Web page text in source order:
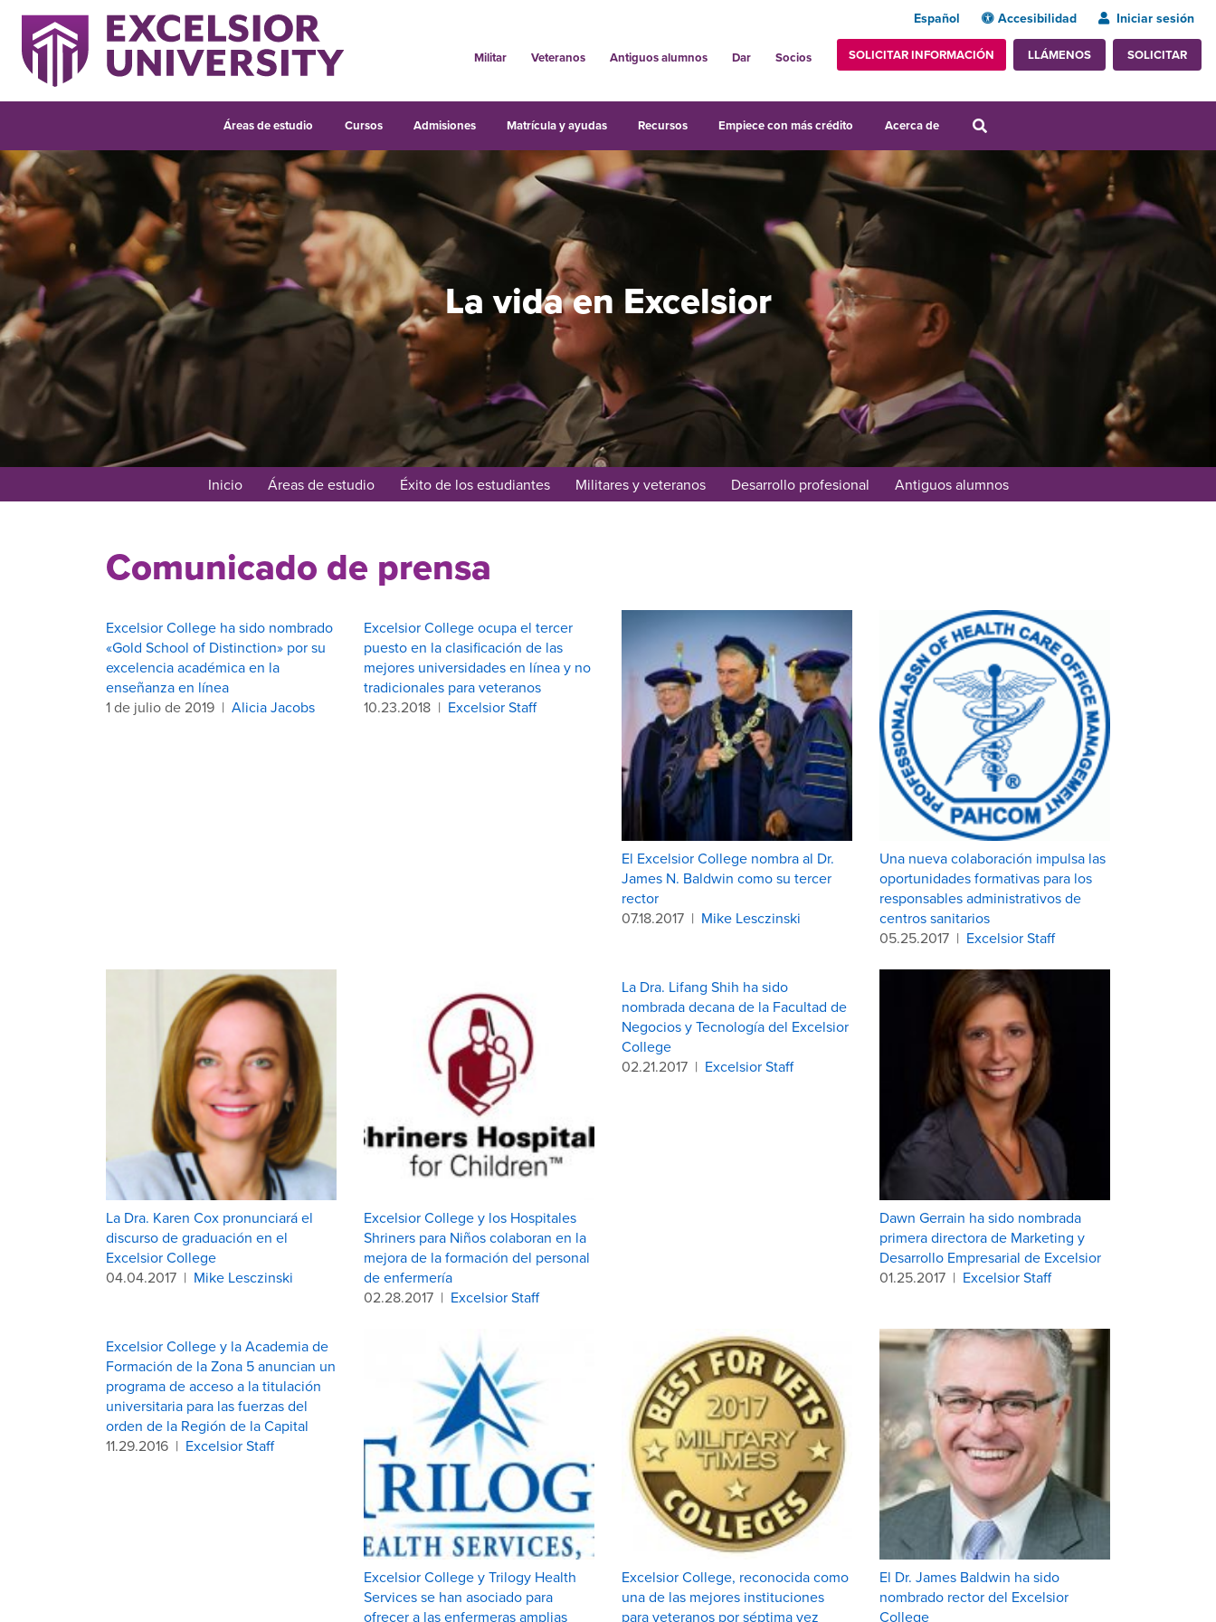
Español Accesibilidad Iniciar sesión
Militar Veteranos Antiguos alumnos Dar Socios SOLICITAR INFORMACIÓN LLÁMENOS SOLICITAR
Áreas de estudio Cursos Admisiones Matrícula y ayudas Recursos Empiece con más crédito Acerca de
La vida en Excelsior
Inicio Áreas de estudio Éxito de los estudiantes Militares y veteranos Desarrollo profesional Antiguos alumnos
Comunicado de prensa
Excelsior College ha sido nombrado
«Gold School of Distinction» por su
excelencia académica en la
enseñanza en línea
1 de julio de 2019 | Alicia Jacobs
Excelsior College ocupa el tercer
puesto en la clasificación de las
mejores universidades en línea y no
tradicionales para veteranos
10.23.2018 | Excelsior Staff
El Excelsior College nombra al Dr.
James N. Baldwin como su tercer
rector
07.18.2017 | Mike Lesczinski
Una nueva colaboración impulsa las
oportunidades formativas para los
responsables administrativos de
centros sanitarios
05.25.2017 | Excelsior Staff
La Dra. Karen Cox pronunciará el
discurso de graduación en el
Excelsior College
04.04.2017 | Mike Lesczinski
Excelsior College y los Hospitales
Shriners para Niños colaboran en la
mejora de la formación del personal
de enfermería
02.28.2017 | Excelsior Staff
La Dra. Lifang Shih ha sido
nombrada decana de la Facultad de
Negocios y Tecnología del Excelsior
College
02.21.2017 | Excelsior Staff
Dawn Gerrain ha sido nombrada
primera directora de Marketing y
Desarrollo Empresarial de Excelsior
01.25.2017 | Excelsior Staff
Excelsior College y la Academia de
Formación de la Zona 5 anuncian un
programa de acceso a la titulación
universitaria para las fuerzas del
orden de la Región de la Capital
11.29.2016 | Excelsior Staff
Excelsior College y Trilogy Health
Services se han asociado para
ofrecer a las enfermeras amplias
Excelsior College, reconocida como
una de las mejores instituciones
para veteranos por séptima vez
El Dr. James Baldwin ha sido
nombrado rector del Excelsior
College